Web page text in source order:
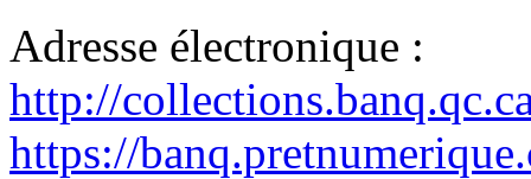
Adresse électronique :
http://
https://